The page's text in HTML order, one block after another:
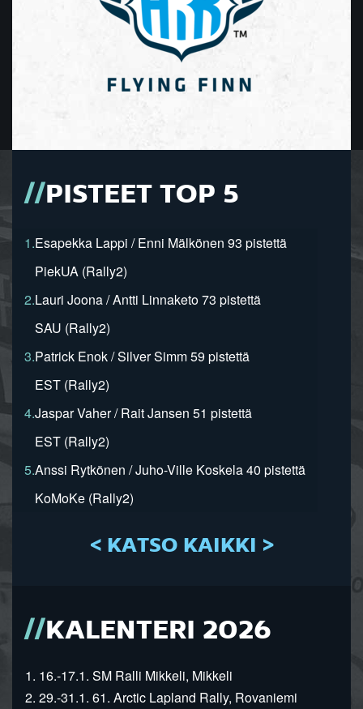
PISTEET TOP 5
1.Esapekka Lappi / Enni Mälkönen 93 pistettä
PiekUA (Rally2)
2.Lauri Joona / Antti Linnaketo 73 pistettä
SAU (Rally2)
3.Patrick Enok / Silver Simm 59 pistettä
EST (Rally2)
4.Jaspar Vaher / Rait Jansen 51 pistettä
EST (Rally2)
5.Anssi Rytkönen / Juho-Ville Koskela 40 pistettä
KoMoKe (Rally2)
< KATSO KAIKKI >
KALENTERI 2026
1. 16.-17.1. SM Ralli Mikkeli, Mikkeli
2. 29.-31.1. 61. Arctic Lapland Rally, Rovaniemi